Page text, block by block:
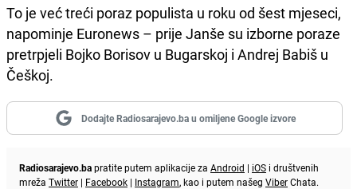
To je već treći poraz populista u roku od šest mjeseci,
napominje Euronews – prije Janše su izborne poraze
pretrpjeli Bojko Borisov u Bugarskoj i Andrej Babiš u
Češkoj.
Dodajte Radiosarajevo.ba u omiljene Google izvore
Radiosarajevo.bapratite putem aplikacije za Android | iOS i društvenih
mreža Twitter | Facebook | Instagram, kao i putem našeg ViberChata.